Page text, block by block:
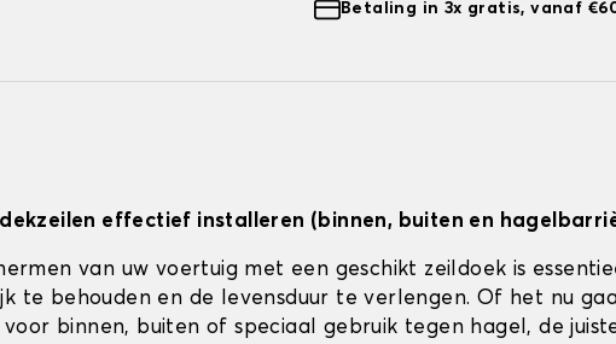
Betaling in 3x gratis, vanaf
effectief installeren (binnen, buiten en
van uw voertuig met een geschikt zeildoek is
te behouden en de levensduur te verlengen. Of het nu
voor binnen, buiten of speciaal gebruik tegen hagel, de